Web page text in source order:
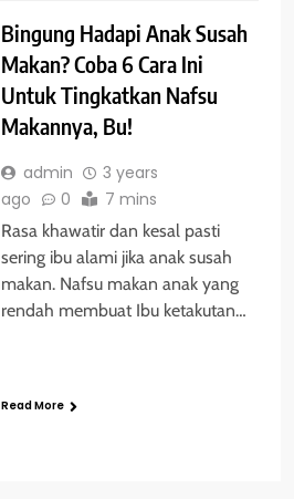
Bingung Hadapi Anak Susah
Makan? Coba 6 Cara Ini
Untuk Tingkatkan Nafsu
Makannya, Bu!
admin
3 years
ago
0 7 mins
Rasa khawatir dan kesal pasti
sering ibu alami jika anak susah
makan. Nafsu makan anak yang
rendah membuat Ibu ketakutan…
Read More